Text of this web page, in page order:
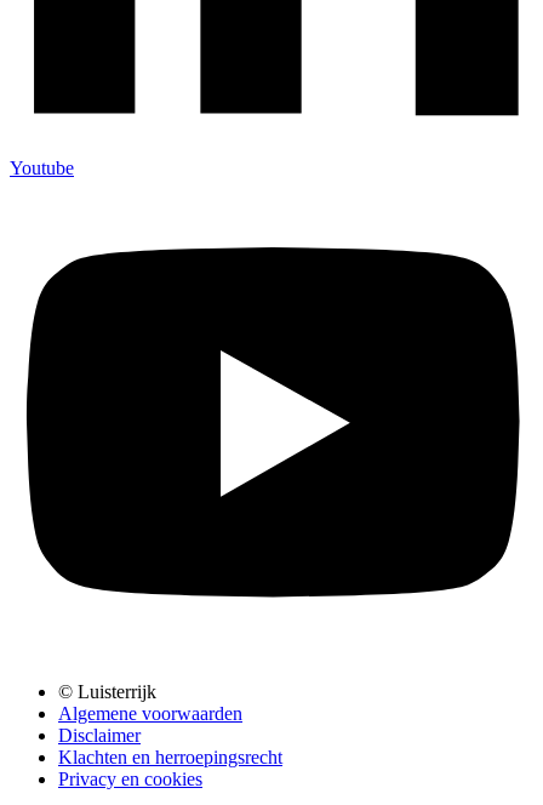
Youtube
© Luisterrijk
Algemene voorwaarden
Disclaimer
Klachten en herroepingsrecht
Privacy en cookies